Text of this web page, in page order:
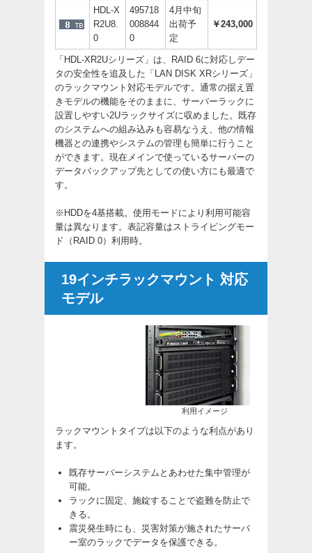
HDL-X
R2U8.
0
495718
008844
0
4月中旬
出荷予
定
￥243,000
「HDL-XR2Uシリーズ」は、RAID 6に対応しデー
タの安全性を追及した「LAN DISK XRシリーズ」
のラックマウント対応モデルです。通常の据え置
きモデルの機能をそのままに、サーバーラックに
設置しやすい2Uラックサイズに収めました。既存
のシステムへの組み込みも容易なうえ、他の情報
機器との連携やシステムの管理も簡単に行うこと
ができます。現在メインで使っているサーバーの
データバックアップ先としての使い方にも最適で
す。
※HDDを4基搭載。使用モードにより利用可能容
量は異なります。表記容量はストライピングモー
ド（RAID 0）利用時。
19インチラックマウント 対応
モデル
利用イメージ
ラックマウントタイプは以下のような利点があり
ます。
既存サーバーシステムとあわせた集中管理が
可能。
ラックに固定、施錠することで盗難を防止で
きる。
震災発生時にも、災害対策が施されたサーバ
ー室のラックでデータを保護できる。